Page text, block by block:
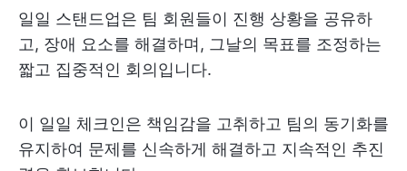
일일 스탠드업은 팀 회원들이 진행 상황을 공유하
고, 장애 요소를 해결하며, 그날의 목표를 조정하는
짧고 집중적인 회의입니다.
이 일일 체크인은 책임감을 고취하고 팀의 동기화를
유지하여 문제를 신속하게 해결하고 지속적인 추진